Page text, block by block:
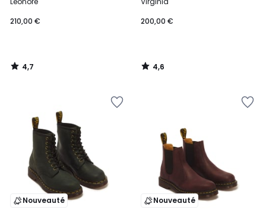
210,00 €
4,7
/
200,00 €
4,6
/
Nouveauté Nouveauté